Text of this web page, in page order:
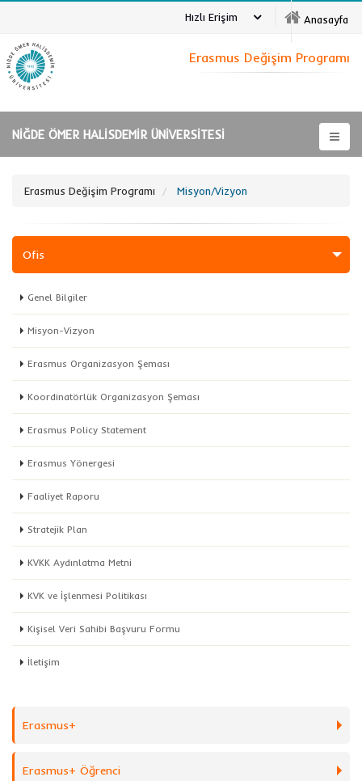
Anasayfa
Hızlı Erişim
NİĞDE ÖMER HALİSDEMİR ÜNİVERSİTESİ
Erasmus Değişim Programı
Erasmus Değişim Programı Misyon/Vizyon
Ofis
Genel Bilgiler
Misyon-Vizyon
Erasmus Organizasyon Şeması
Koordinatörlük Organizasyon Şeması
Erasmus Policy Statement
Erasmus Yönergesi
Faaliyet Raporu
Stratejik Plan
KVKK Aydınlatma Metni
KVK ve İşlenmesi Politikası
Kişisel Veri Sahibi Başvuru Formu
İletişim
Erasmus+
Erasmus+ Öğrenci